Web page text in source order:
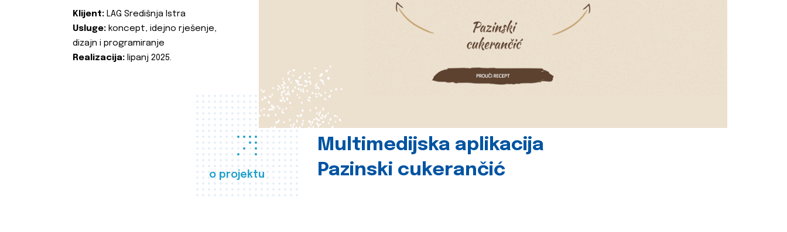
o projektu
Multimedijska aplikacija
Pazinski cukerančić
Klijent: LAG Središnja Istra
Usluge: koncept, idejno rješenje,
dizajn i programiranje
Realizacija: lipanj 2025.